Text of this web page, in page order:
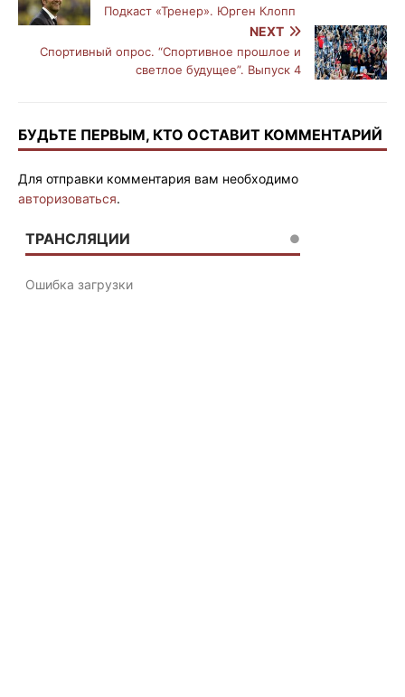
Подкаст «Тренер». Юрген Клопп
NEXT
Спортивный опрос. “Спортивное прошлое и
светлое будущее”. Выпуск 4
БУДЬТЕ ПЕРВЫМ, КТО ОСТАВИТ КОММЕНТАРИЙ
Для отправки комментария вам необходимо
авторизоваться.